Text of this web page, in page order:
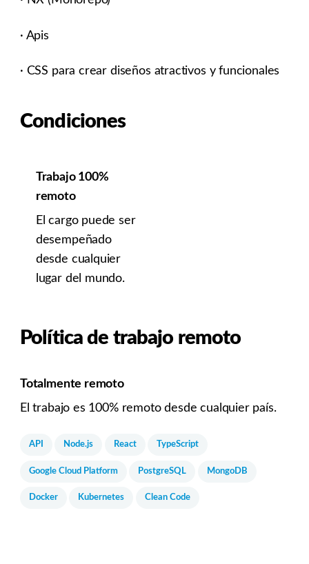
· Apis
· CSS para crear diseños atractivos y funcionales
Condiciones
Trabajo 100%
remoto
El cargo puede ser
desempeñado
desde cualquier
lugar del mundo.
Política de trabajo remoto
Totalmente remoto
El trabajo es 100% remoto desde cualquier país.
API Node.js React TypeScript
Google Cloud Platform PostgreSQL MongoDB
Docker Kubernetes Clean Code